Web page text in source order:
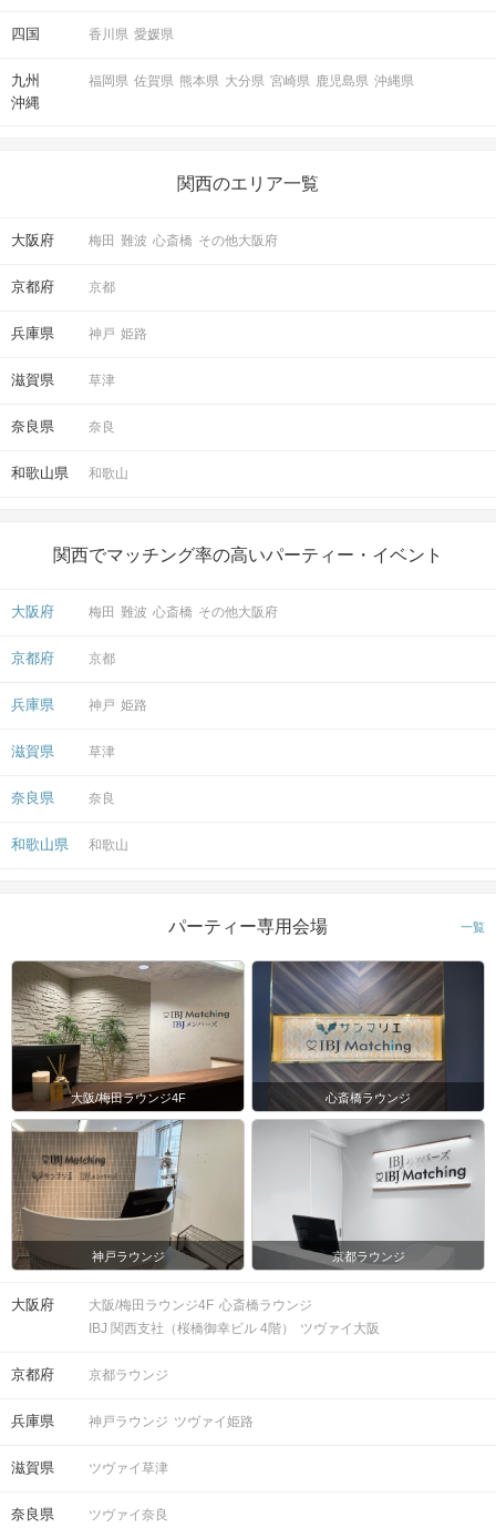
四国 香川県 愛媛県
九州
沖縄
福岡県 佐賀県 熊本県 大分県 宮崎県 鹿児島県 沖縄県
関西のエリア一覧
大阪府 梅田 難波 心斎橋 その他大阪府
京都府 京都
兵庫県 神戸 姫路
滋賀県 草津
奈良県 奈良
和歌山県 和歌山
関西でマッチング率の高いパーティー・イベント
大阪府 梅田 難波 心斎橋 その他大阪府
京都府 京都
兵庫県 神戸 姫路
滋賀県 草津
奈良県 奈良
和歌山県 和歌山
パーティー専用会場 一覧
大阪/梅田ラウンジ4F 心斎橋ラウンジ
神戸ラウンジ 京都ラウンジ
大阪府 大阪/梅田ラウンジ4F 心斎橋ラウンジ
IBJ 関西支社（桜橋御幸ビル 4階）
ツヴァイ大阪
京都府 京都ラウンジ
兵庫県 神戸ラウンジ ツヴァイ姫路
滋賀県 ツヴァイ草津
奈良県 ツヴァイ奈良